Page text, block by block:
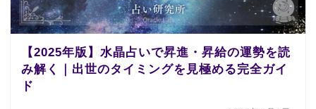
【2025年版】水晶占いで昇進・昇給の運勢を読
み解く｜出世のタイミングを見極める完全ガイ
ド